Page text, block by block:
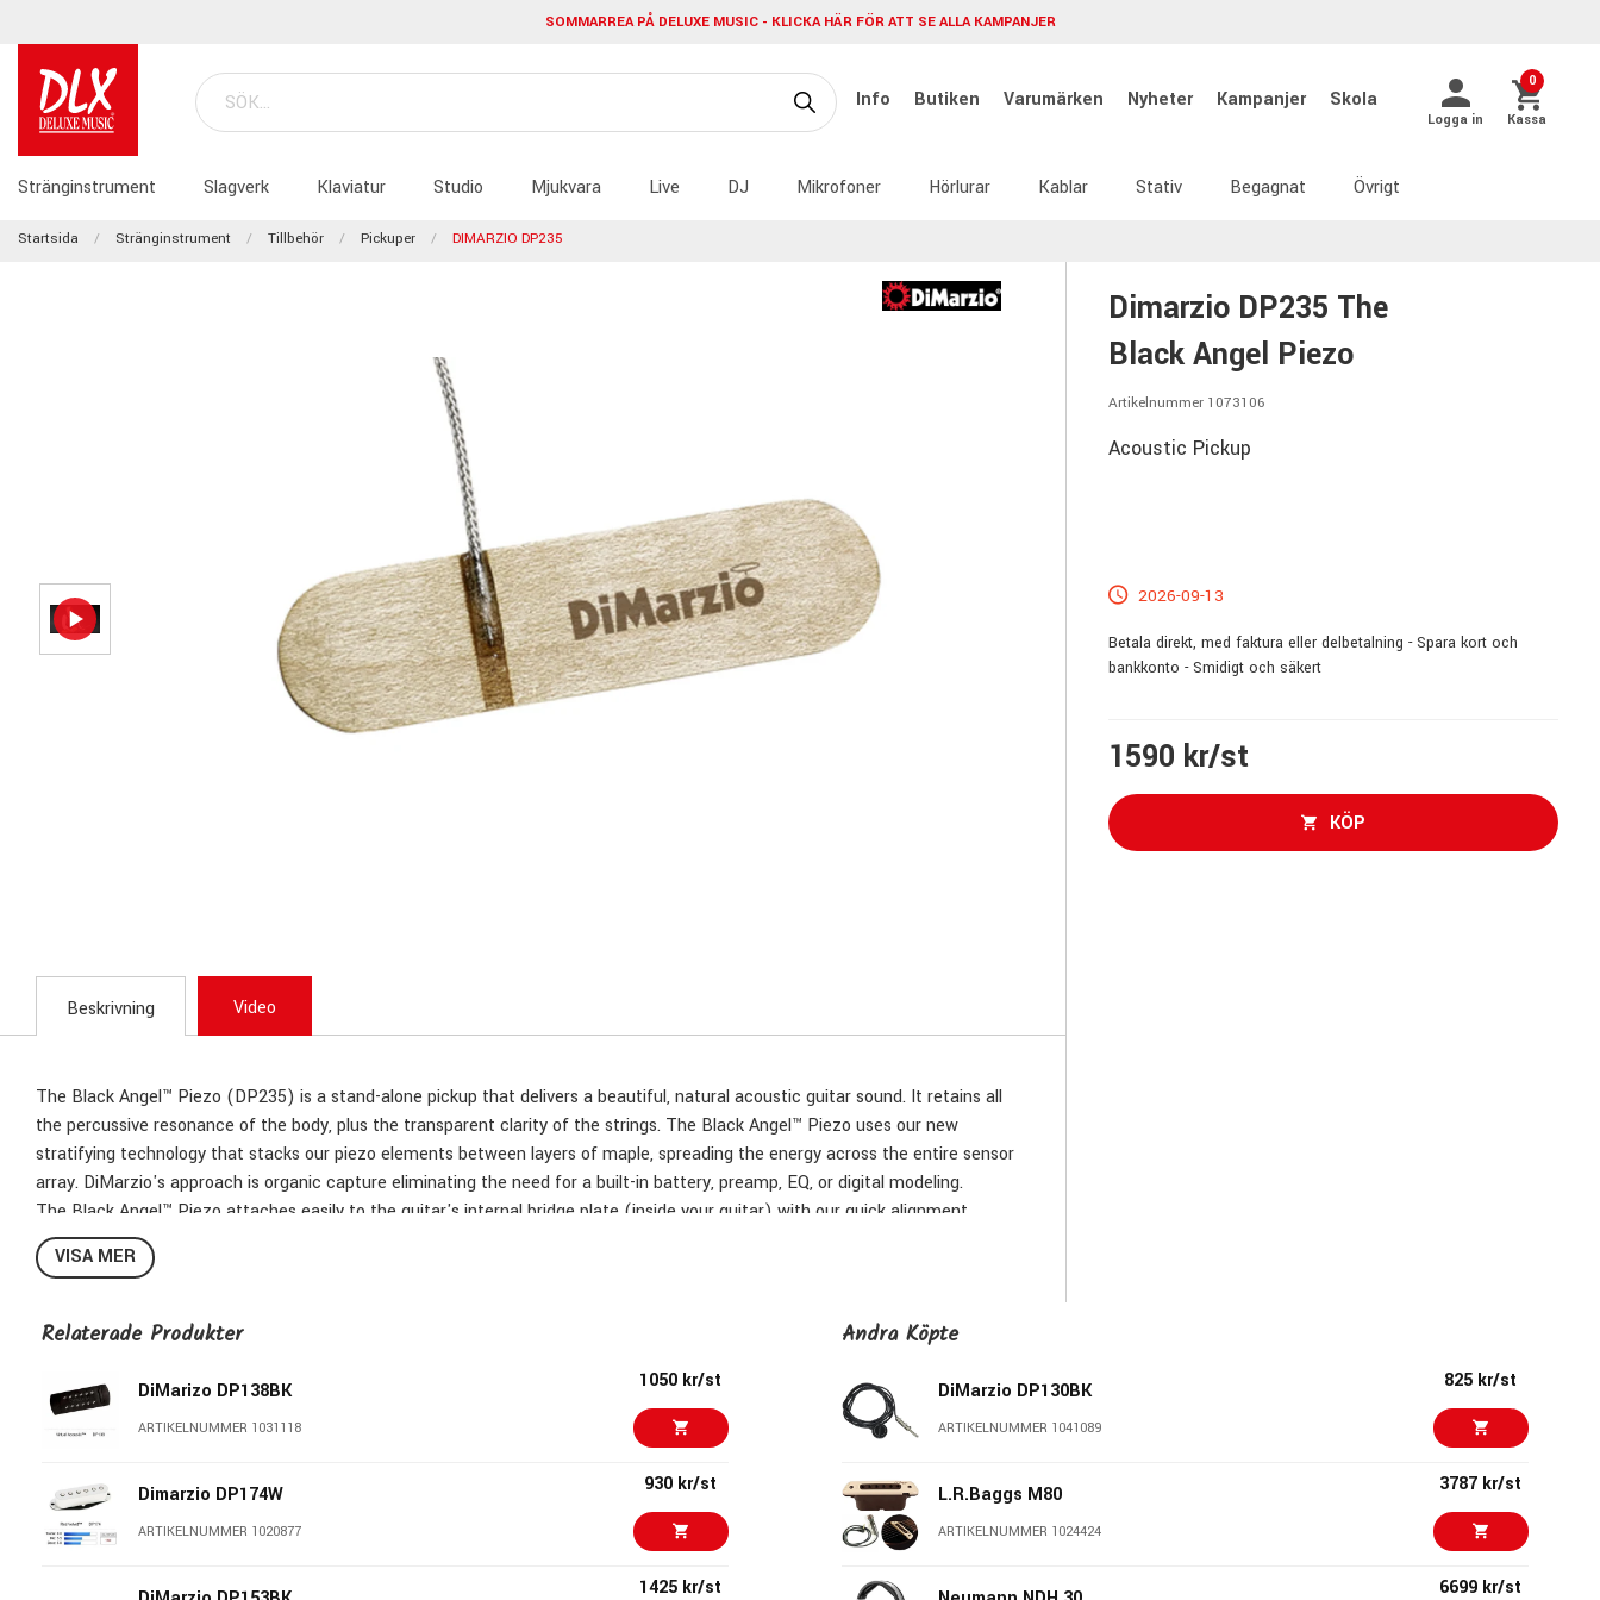
SOMMARREA PÅ DELUXE MUSIC - KLICKA HÄR FÖR ATT SE ALLA KAMPANJER
Info Butiken Varumärken Nyheter Kampanjer Skola
Logga in
0
Kassa
Stränginstrument Slagverk Klaviatur Studio Mjukvara Live DJ Mikrofoner Hörlurar Kablar Stativ Begagnat Övrigt
Startsida Stränginstrument Tillbehör Pickuper DIMARZIO DP235
Dimarzio DP235 The
Black Angel Piezo
Artikelnummer 1073106
Acoustic Pickup
2026-09-13
Betala direkt, med faktura eller delbetalning - Spara kort och
bankkonto - Smidigt och säkert
1590 kr/st
KÖP
Beskrivning Video
The Black Angel™ Piezo (DP235) is a stand-alone pickup that delivers a beautiful, natural acoustic guitar sound. It retains all
the percussive resonance of the body, plus the transparent clarity of the strings. The Black Angel™ Piezo uses our new
stratifying technology that stacks our piezo elements between layers of maple, spreading the energy across the entire sensor
array. DiMarzio's approach is organic capture eliminating the need for a built-in battery, preamp, EQ, or digital modeling.
The Black Angel™ Piezo attaches easily to the guitar's internal bridge plate (inside your guitar) with our quick alignment
bracket, and can be mounted with hide glue, super glue or any woodworking adhesive.
The Black Angel™ Piezo comes with a Switchcraft® stereo endpin jack so it can be easily paired with The Black Angel™
Mixing the ambient qualities of the piezo with the great bass response and harmonics of the magnetic delivers a huge, live
Specs:
Wiring: 1 Conductor.
VISA MER
Relaterade Produkter
DiMarizo DP138BK
ARTIKELNUMMER 1031118
1050 kr/st
Dimarzio DP174W
ARTIKELNUMMER 1020877
930 kr/st
1425 kr/st
Andra Köpte
DiMarzio DP130BK
ARTIKELNUMMER 1041089
825 kr/st
L.R.Baggs M80
ARTIKELNUMMER 1024424
3787 kr/st
6699 kr/st